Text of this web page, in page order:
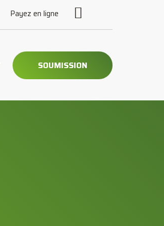
Payez en ligne
SOUMISSION